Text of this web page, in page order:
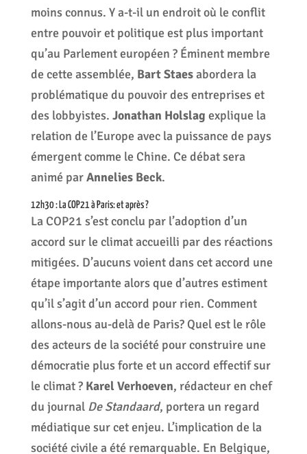
moins connus. Y a-t-il un endroit où le conflit
entre pouvoir et politique est plus important
qu’au Parlement européen ? Éminent membre
de cette assemblée, Bart Staesabordera la
problématique du pouvoir des entreprises et
des lobbyistes. Jonathan Holslag explique la
relation de l’Europe avec la puissance de pays
émergent comme le Chine. Ce débat sera
animé parAnnelies Beck.
12h30 : La COP21 à Paris: et après ?
La COP21 s’est conclu par l’adoption d’un
accord sur le climat accueilli par des réactions
mitigées. D’aucuns voient dans cet accord une
étape importante alors que d’autres estiment
qu’il s’agit d’un accord pour rien. Comment
allons-nous au-delà de Paris? Quel est le rôle
des acteurs de la société pour construire une
démocratie plus forte et un accord effectif sur
le climat ? Karel Verhoeven, rédacteur en chef
du journal De Standaard, portera un regard
médiatique sur cet enjeu. L’implication de la
société civile a été remarquable. En Belgique,